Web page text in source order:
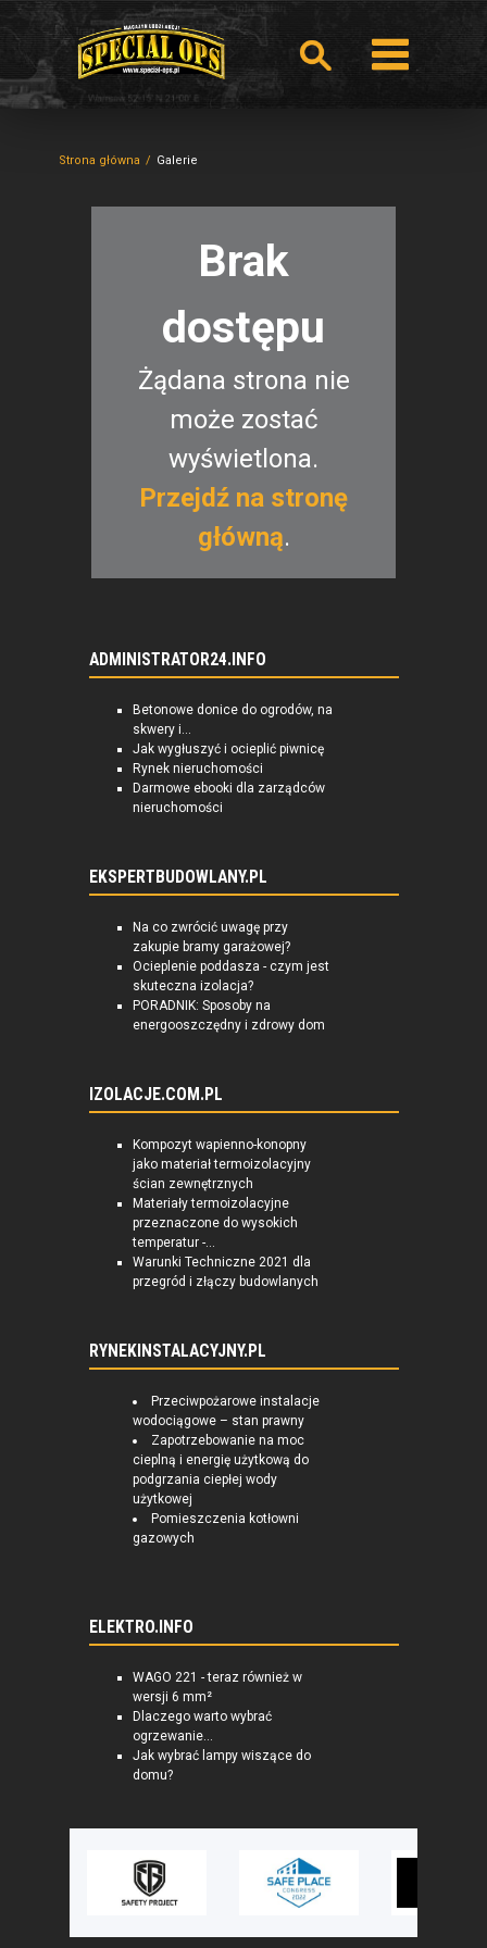
Strona główna Galerie
Brak
dostępu
Żądana strona nie
może zostać
wyświetlona.
Przejdź na stronę
główną.
ADMINISTRATOR24.INFO
Betonowe donice do ogrodów, na
skwery i...
Jak wygłuszyć i ocieplić piwnicę
Rynek nieruchomości
Darmowe ebooki dla zarządców
nieruchomości
EKSPERTBUDOWLANY.PL
Na co zwrócić uwagę przy
zakupie bramy garażowej?
Ocieplenie poddasza - czym jest
skuteczna izolacja?
PORADNIK: Sposoby na
energooszczędny i zdrowy dom
IZOLACJE.COM.PL
Kompozyt wapienno-konopny
jako materiał termoizolacyjny
ścian zewnętrznych
Materiały termoizolacyjne
przeznaczone do wysokich
temperatur -...
Warunki Techniczne 2021 dla
przegród i złączy budowlanych
RYNEKINSTALACYJNY.PL
Przeciwpożarowe instalacje
wodociągowe – stan prawny
Zapotrzebowanie na moc
cieplną i energię użytkową do
podgrzania ciepłej wody
użytkowej
Pomieszczenia kotłowni
gazowych
ELEKTRO.INFO
WAGO 221 - teraz również w
wersji 6 mm²
Dlaczego warto wybrać
ogrzewanie...
Jak wybrać lampy wiszące do
domu?